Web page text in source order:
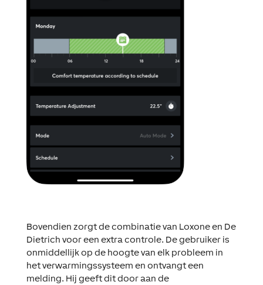
Bovendien zorgt de combinatie van Loxone en De
Dietrich voor een extra controle. De gebruiker is
onmiddellijk op de hoogte van elk probleem in
het verwarmingssysteem en ontvangt een
melding. Hij geeft dit door aan de